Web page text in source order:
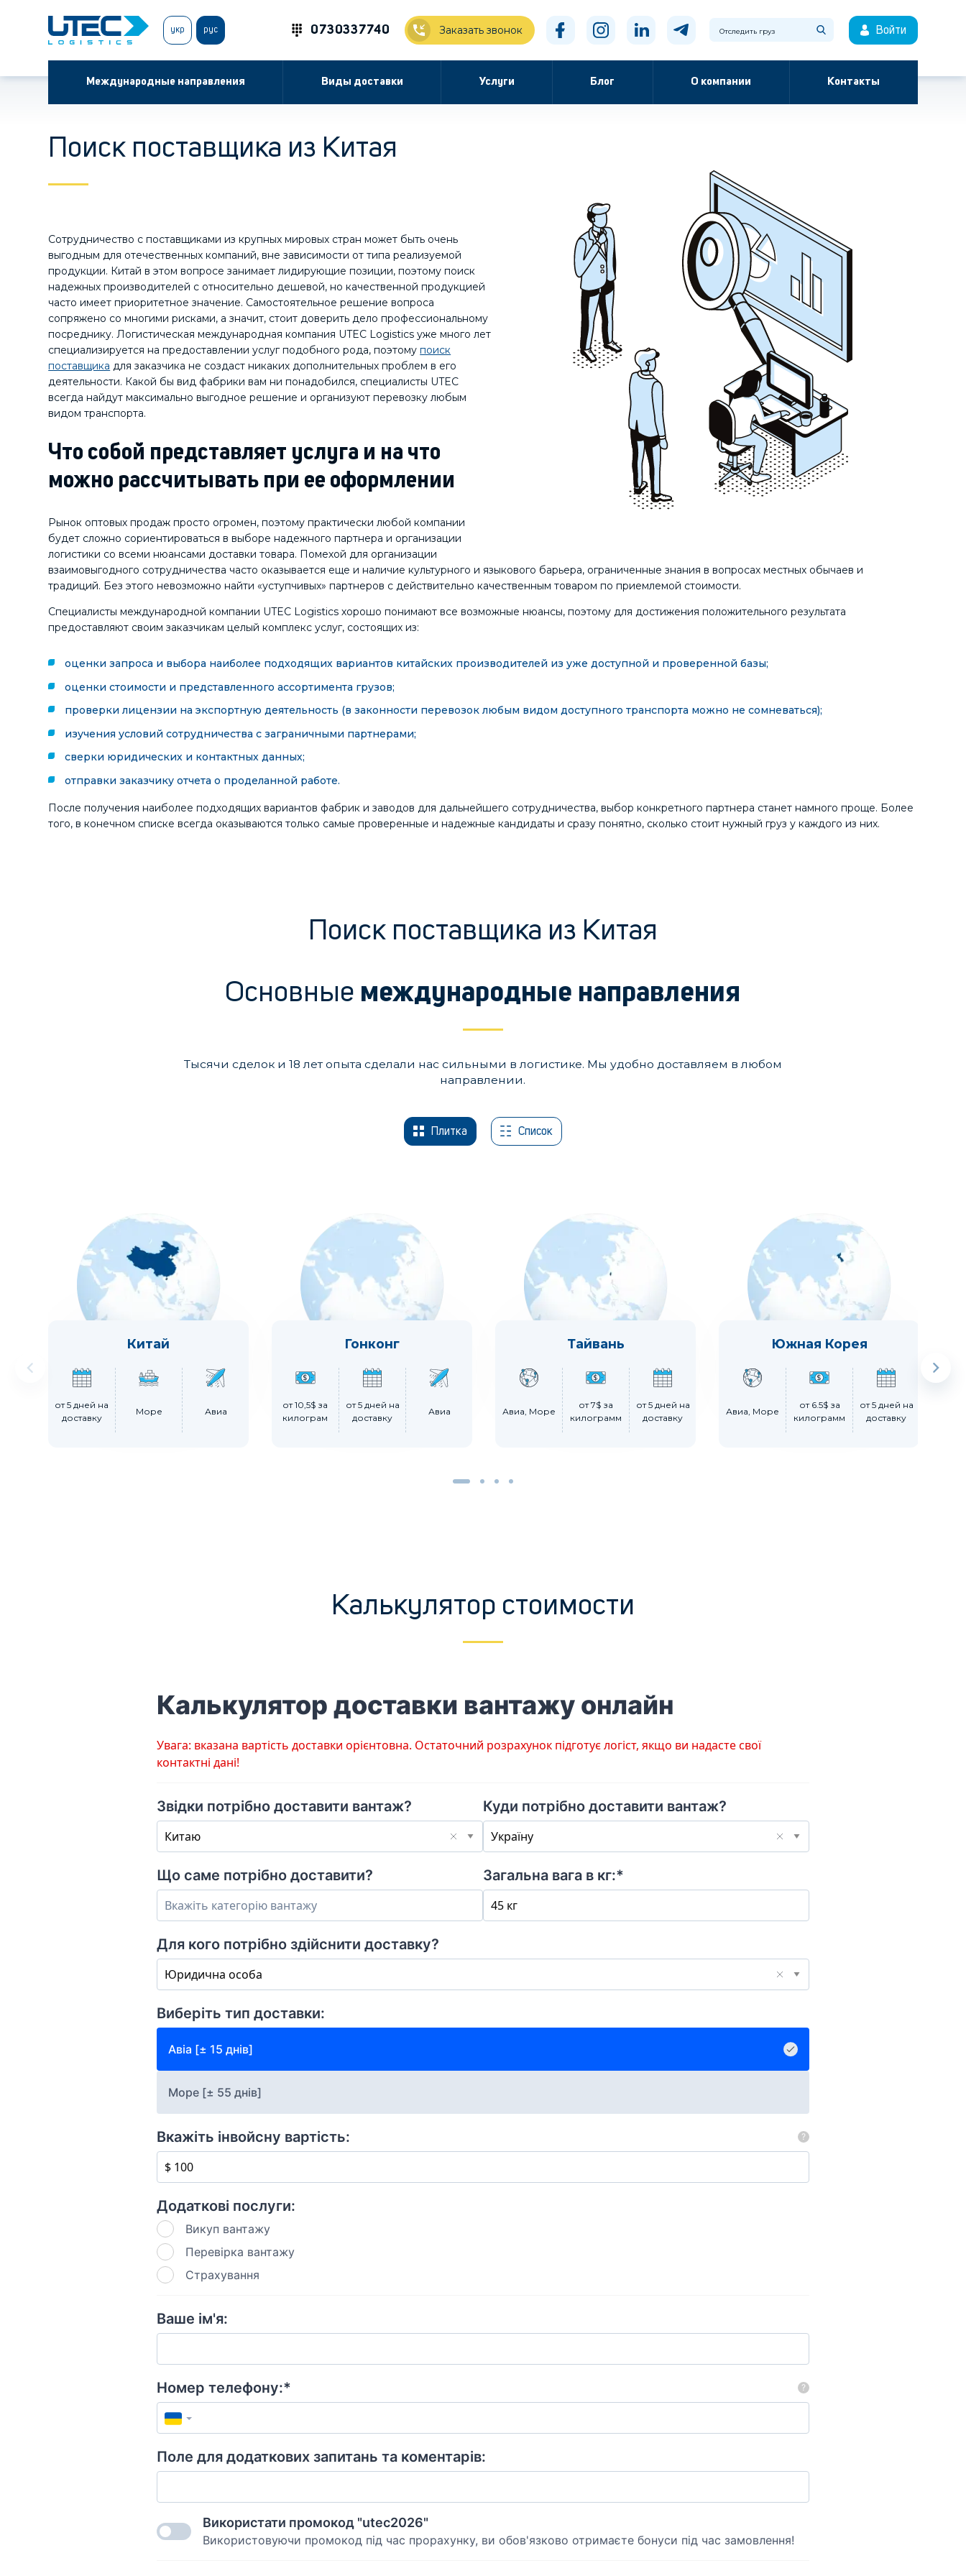
укр рус 0730337740 Заказать звонок Войти
Международные направления Виды доставки Услуги Блог О компании Контакты
Поиск поставщика из Китая
Сотрудничество с поставщиками из крупных мировых стран может быть очень
выгодным для отечественных компаний, вне зависимости от типа реализуемой
продукции. Китай в этом вопросе занимает лидирующие позиции, поэтому поиск
надежных производителей с относительно дешевой, но качественной продукцией
часто имеет приоритетное значение. Самостоятельное решение вопроса
сопряжено со многими рисками, а значит, стоит доверить дело профессиональному
посреднику. Логистическая международная компания UTEC Logistics уже много лет
специализируется на предоставлении услуг подобного рода, поэтомупоиск
поставщика для заказчика не создаст никаких дополнительных проблем в его
деятельности. Какой бы вид фабрики вам ни понадобился, специалисты UTEC
всегда найдут максимально выгодное решение и организуют перевозку любым
видом транспорта.
Что собой представляет услуга и на что
можно рассчитывать при ее оформлении
Рынок оптовых продаж просто огромен, поэтому практически любой компании
будет сложно сориентироваться в выборе надежного партнера и организации
логистики со всеми нюансами доставки товара. Помехой для организации
взаимовыгодного сотрудничества часто оказывается еще и наличие культурного и языкового барьера, ограниченные знания в вопросах местных обычаев и
традиций. Без этого невозможно найти «уступчивых» партнеров с действительно качественным товаром по приемлемой стоимости.
Специалисты международной компании UTEC Logistics хорошо понимают все возможные нюансы, поэтому для достижения положительного результата
предоставляют своим заказчикам целый комплекс услуг, состоящих из:
оценки запроса и выбора наиболее подходящих вариантов китайских производителей из уже доступной и проверенной базы;
оценки стоимости и представленного ассортимента грузов;
проверки лицензии на экспортную деятельность (в законности перевозок любым видом доступного транспорта можно не сомневаться);
изучения условий сотрудничества с заграничными партнерами;
сверки юридических и контактных данных;
отправки заказчику отчета о проделанной работе.
После получения наиболее подходящих вариантов фабрик и заводов для дальнейшего сотрудничества, выбор конкретного партнера станет намного проще. Более
того, в конечном списке всегда оказываются только самые проверенные и надежные кандидаты и сразу понятно, сколько стоит нужный груз у каждого из них.
Поиск поставщика из Китая
Основные международные направления
Тысячи сделок и 18 лет опыта сделали нас сильными в логистике. Мы удобно доставляем в любом
направлении.
Плитка Список
Китай
от 5 дней на
доставку
Море Авиа
Гонконг
от 10,5$ за
килограм
от 5 дней на
доставку
Авиа
Тайвань
Авиа, Море
от 7$ за
килограмм
от 5 дней на
доставку
Южная Корея
Авиа, Море
от 6.5$ за
килограмм
от 5 дней на
доставку
Калькулятор стоимости